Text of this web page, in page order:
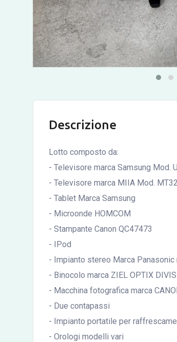
Descrizione
Lotto composto da:
- Televisore marca Samsung Mod.
- Televisore marca MIIA Mod.
- Tablet Marca Samsung
- Microonde HOMCOM
- Stampante Canon QC47473
- IPod
- Impianto stereo Marca Panasonic
- Binocolo marca ZIEL OPTIX
- Macchina fotografica marca
- Due contapassi
- Impianto portatile per
- Orologi modelli vari